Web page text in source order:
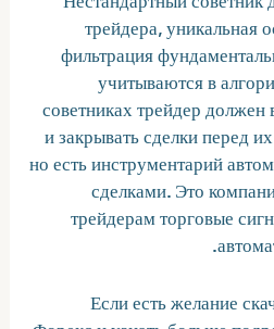
трейдера, уникальная
фильтрация
учитываются в
советниках трейдер
и закрывать сделки перед
но есть инструментарий
сделками. Это
трейдерам торговые
Если есть желание